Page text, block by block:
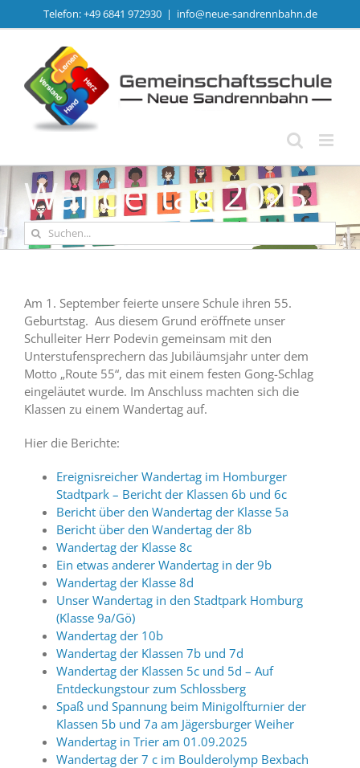
Inhalt
Telefon: +49 6841 972930 | info@neue-sandrennbahn.de
Wandertag 2025
Suche
nach:
Am 1. September feierte unsere Schule ihren 55.
Geburtstag. Aus diesem Grund eröffnete unser
Schulleiter Herr Podevin gemeinsam mit den
Unterstufensprechern das Jubiläumsjahr unter dem
Motto „Route 55“, das mit einem festen Gong-Schlag
eingeläutet wurde. Im Anschluss machten sich die
Klassen zu einem Wandertag auf.
Hier die Berichte:
Ereignisreicher Wandertag im Homburger
Stadtpark – Bericht der Klassen 6b und 6c
Bericht über den Wandertag der Klasse 5a
Bericht über den Wandertag der 8b
Wandertag der Klasse 8c
Ein etwas anderer Wandertag in der 9b
Wandertag der Klasse 8d
Unser Wandertag in den Stadtpark Homburg
(Klasse 9a/Gö)
Wandertag der 10b
Wandertag der Klassen 7b und 7d
Wandertag der Klassen 5c und 5d – Auf
Entdeckungstour zum Schlossberg
Spaß und Spannung beim Minigolfturnier der
Klassen 5b und 7a am Jägersburger Weiher
Wandertag in Trier am 01.09.2025
Wandertag der 7 c im Boulderolymp Bexbach